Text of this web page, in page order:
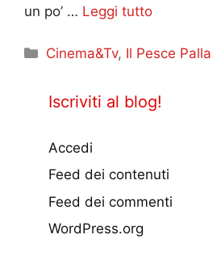
un po’ … Leggi tutto
Categorie
Cinema&Tv, Il Pesce Palla
Iscriviti al blog!
Accedi
Feed dei contenuti
Feed dei commenti
WordPress.org